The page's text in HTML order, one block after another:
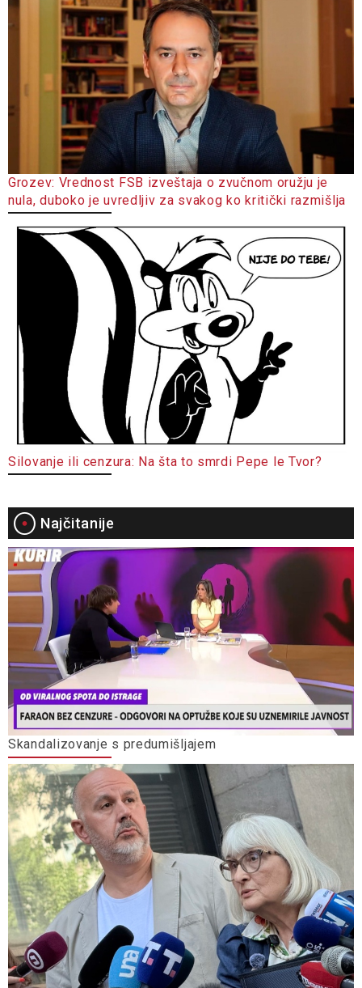
Grozev: Vrednost FSB izveštaja o zvučnom oružju je
nula, duboko je uvredljiv za svakog ko kritički razmišlja
Silovanje ili cenzura: Na šta to smrdi Pepe le Tvor?
Najčitanije
Skandalizovanje s predumišljajem